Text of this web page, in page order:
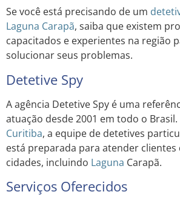
Se você está precisando de um
Laguna Carapã, saiba que existem
capacitados e experientes na região
solucionar seus problemas.
Detetive Spy
A agência Detetive Spy é uma
atuação desde 2001 em todo o Brasil.
Curitiba, a equipe de detetives
está preparada para atender clientes
cidades, incluindo Laguna Carapã.
Serviços Oferecidos